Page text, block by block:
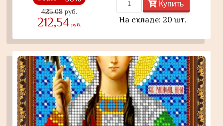
425,08руб.
212,54 руб.
Купить
На складе: 20 шт.